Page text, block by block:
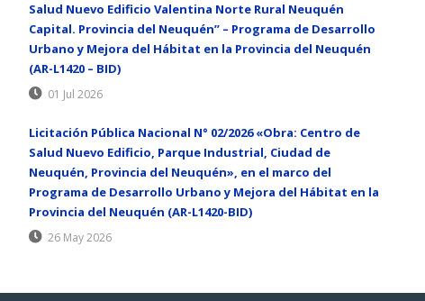
Salud Nuevo Edificio Valentina Norte Rural Neuquén
Capital. Provincia del Neuquén” – Programa de Desarrollo
Urbano y Mejora del Hábitat en la Provincia del Neuquén
(AR-L1420 – BID)
01 Jul 2026
Licitación Pública Nacional N° 02/2026 «Obra: Centro de
Salud Nuevo Edificio, Parque Industrial, Ciudad de
Neuquén, Provincia del Neuquén», en el marco del
Programa de Desarrollo Urbano y Mejora del Hábitat en la
Provincia del Neuquén (AR-L1420-BID)
26 May 2026